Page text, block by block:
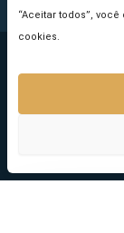
“Aceitar todos”,
cookies.
Copyright